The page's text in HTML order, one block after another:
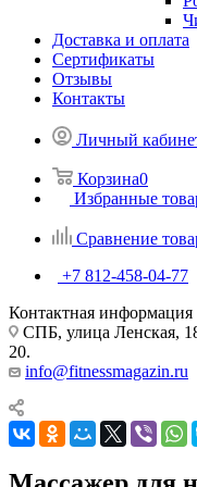
Доставка и оплата
Сертификаты
Отзывы
Контакты
Личный
Корзина0
Избранные
Сравнение
+7 812-458-04-77
Контактная информация
СПБ, улица Ленская,
20.
info@fitnessmagazin.ru